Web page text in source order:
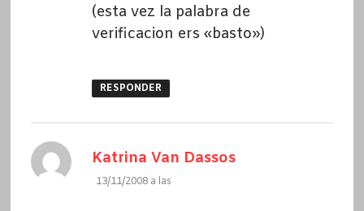
(esta vez la palabra de
verificacion ers «basto»)
RESPONDER
Katrina Van Dassosdice:
13/11/2008 a las